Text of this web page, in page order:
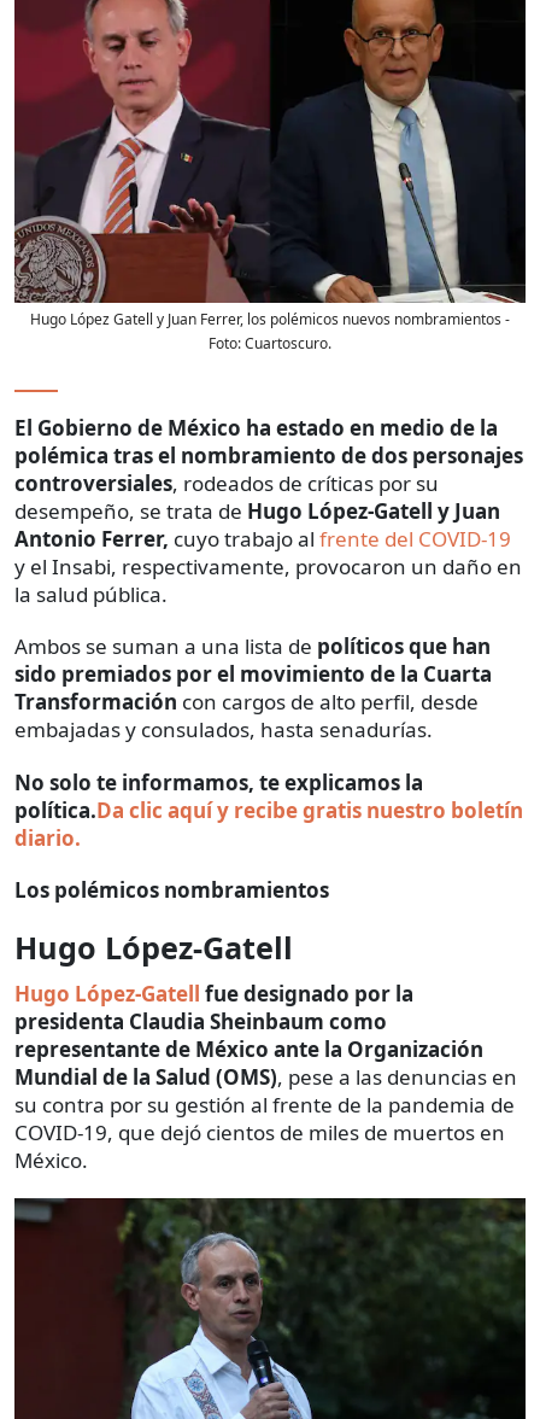
Hugo López Gatell y Juan Ferrer, los polémicos nuevos nombramientos -
Foto:Cuartoscuro.
El Gobierno de México ha estado en medio de la
polémica tras el nombramiento de dos personajes
controversiales, rodeados de críticas por su
desempeño, se trata de Hugo López-Gatell y Juan
Antonio Ferrer, cuyo trabajo al frente del COVID-19
y el Insabi, respectivamente, provocaron un daño en
la salud pública.
Ambos se suman a una lista de políticos que han
sido premiados por el movimiento de la Cuarta
Transformación con cargos de alto perfil, desde
embajadas y consulados, hasta senadurías.
No solo te informamos, te explicamos la
política.Da clic aquí y recibe gratis nuestro boletín
diario.
Los polémicos nombramientos
Hugo López-Gatell
Hugo López-Gatell fue designado por la
presidenta Claudia Sheinbaum como
representante de México ante la Organización
Mundial de la Salud (OMS), pese a las denuncias en
su contra por su gestión al frente de la pandemia de
COVID-19, que dejó cientos de miles de muertos en
México.